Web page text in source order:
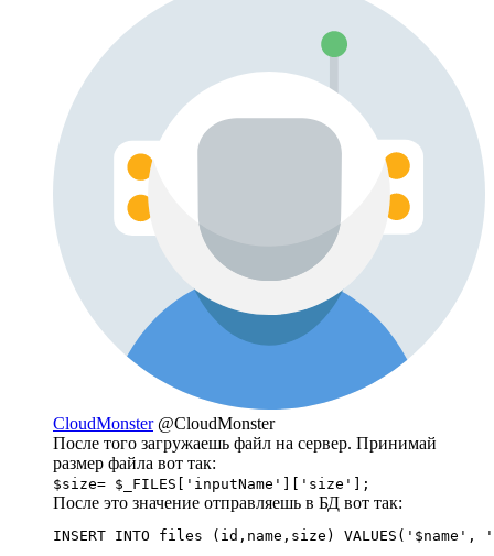
CloudMonster @CloudMonster
После того загружаешь файл на сервер. Принимай
размер файла вот так:
$size= $_FILES['inputName']['size'];
После это значение отправляешь в БД вот так:
INSERT INTO files (id,name,size)